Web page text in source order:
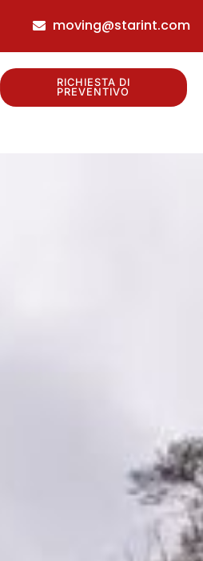
moving@starint.com
RICHIESTA DI
PREVENTIVO